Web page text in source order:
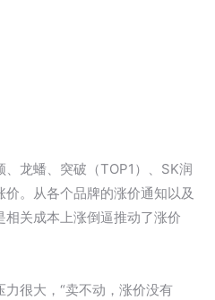
龙蟠、突破（TOP1）、SK润
。从各个品牌的涨价通知以及
关成本上涨倒逼推动了涨价
很大，“卖不动，涨价没有